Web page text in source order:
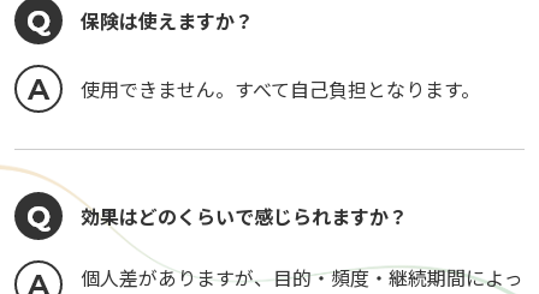
保険は使えますか？
使用できません。すべて自己負担となります。
効果はどのくらいで感じられますか？
個人差がありますが、目的・頻度・継続期間によっ